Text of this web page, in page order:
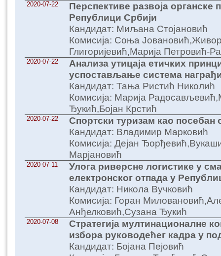
2020-07-22
Перспективе развоја
Републици Србији
Кандидат: Миљана Стојановић
Комисија: Соња
Глигоријевић,Марија Петровић-
2020-07-22
Анализа утицајa етичких
успостављање система
Кандидат: Тања Ристић Николић
Комисија: Марија
Ђукић,Бојан Крстић
2020-07-22
Спортски туризам као посебан
Кандидат: Владимир Марковић
Комисија: Дејан
Марјановић
2020-07-11
Улога риверсне логистике у
електронског отпада у
Кандидат: Никола Вучковић
Комисија: Горан
Анђелковић,Сузана Ђукић
2020-07-08
Стратегијa мултинационалне
избора руководећег кадра у
Кандидат: Бојана Пејовић